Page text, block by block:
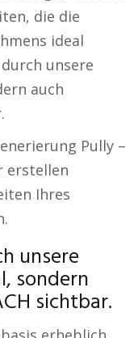
die die
ideal
unsere
auch
Pully –
erstellen
Ihres
unsere
sondern
sichtbar.